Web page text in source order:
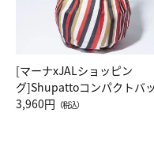
[マーナxJALショッピン
グ]Shupattoコンパクトバ
Drop JAL客室乗務員（LC）
3,960円 （税込）